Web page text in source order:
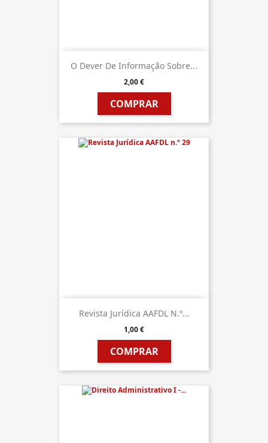
O Dever De Informação Sobre...
2,00 €
COMPRAR
Revista Jurídica AAFDL N.º...
1,00 €
COMPRAR